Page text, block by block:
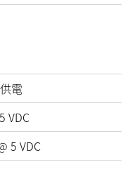
電
VDC
5 VDC